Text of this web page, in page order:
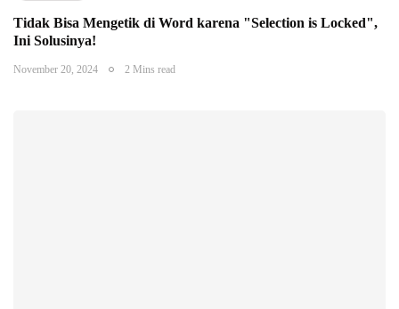
Tidak Bisa Mengetik di Word karena "Selection is Locked",
Ini Solusinya!
November 20, 2024 2 Mins read